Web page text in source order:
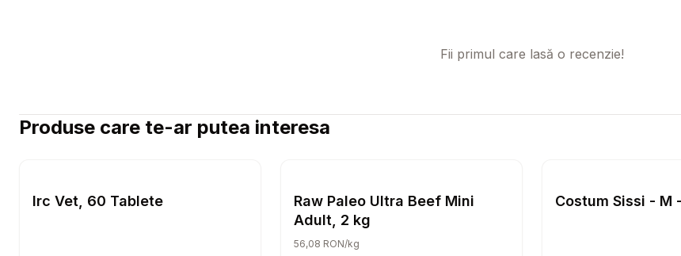
Fii primul care lasă o recenzie!
Produse care te-ar putea interesa
Irc Vet, 60 Tablete
Raw Paleo Ultra Beef Mini
Adult, 2 kg
56,08 RON/kg
Costum Sissi - M